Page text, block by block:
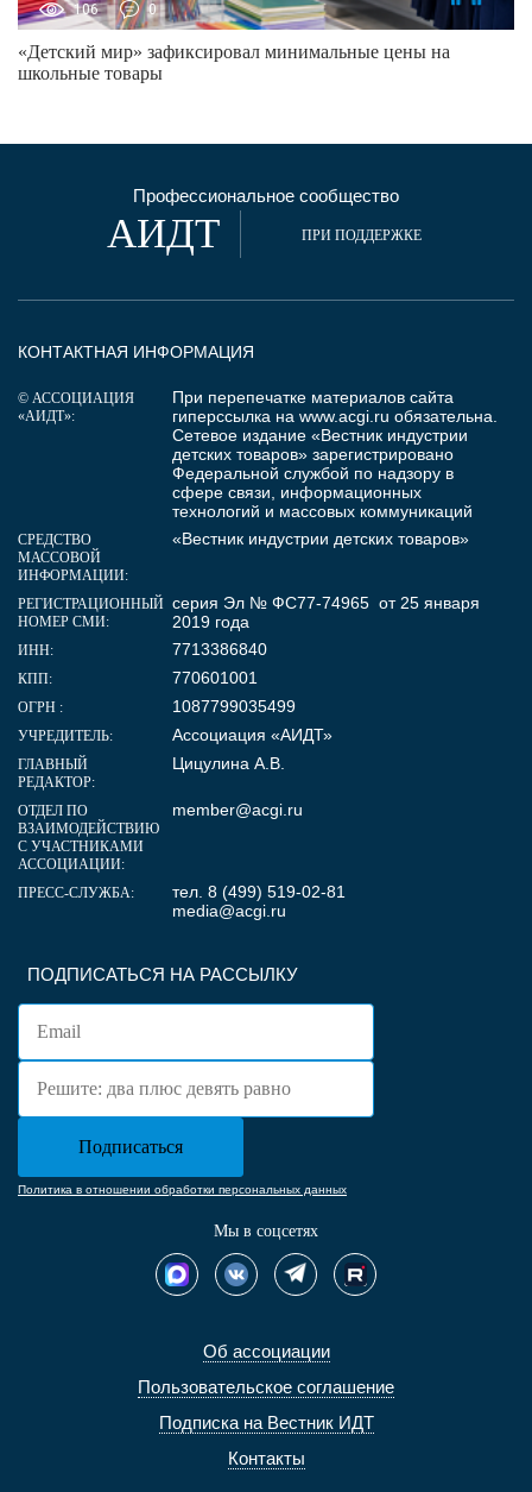
106 0
«Детский мир» зафиксировал минимальные цены на
школьные товары
Профессиональное сообщество
АИДТ ПРИ ПОДДЕРЖКЕ
Об ассоциации
Пользовательское соглашение
Подписка на Вестник ИДТ
Контакты
ПОДПИСАТЬСЯ НА РАССЫЛКУ
Политика в отношении обработки персональных данных
Мы в соцсетях
КОНТАКТНАЯ ИНФОРМАЦИЯ
© АССОЦИАЦИЯ
«АИДТ»:
При перепечатке материалов сайта
гиперссылка на www.acgi.ru обязательна.
Сетевое издание «Вестник индустрии
детских товаров» зарегистрировано
Федеральной службой по надзору в
сфере связи, информационных
технологий и массовых коммуникаций
СРЕДСТВО
МАССОВОЙ
ИНФОРМАЦИИ:
«Вестник индустрии детских товаров»
РЕГИСТРАЦИОННЫЙ
НОМЕР СМИ:
серия Эл № ФС77-74965 от 25 января
2019 года
ИНН: 7713386840
КПП: 770601001
ОГРН : 1087799035499
УЧРЕДИТЕЛЬ: Ассоциация «АИДТ»
ГЛАВНЫЙ
РЕДАКТОР:
Цицулина А.В.
ОТДЕЛ ПО
ВЗАИМОДЕЙСТВИЮ
С УЧАСТНИКАМИ
АССОЦИАЦИИ:
member@acgi.ru
ПРЕСС-СЛУЖБА:
тел. 8 (499) 519-02-81
media@acgi.ru